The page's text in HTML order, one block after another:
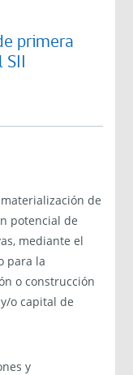
primera
SII
de
potencial de
mediante el
para la
o construcción
o capital de
y